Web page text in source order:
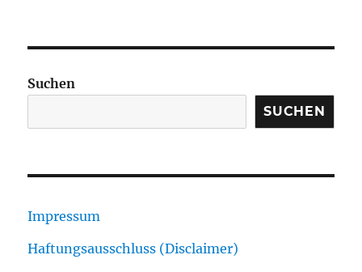
Suchen
SUCHEN
Impressum
Haftungsausschluss (Disclaimer)